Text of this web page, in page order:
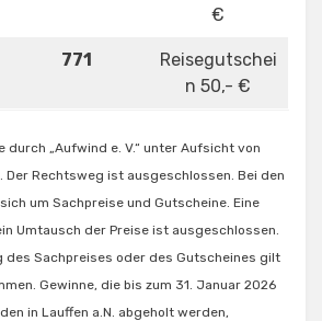
€
771
Reisegutschei
n 50,- €
durch „Aufwind e. V.“ unter Aufsicht von
Der Rechtsweg ist ausgeschlossen. Bei den
um Sachpreise und Gutscheine. Eine
Umtausch der Preise ist ausgeschlossen.
des Sachpreises oder des Gutscheines gilt
Gewinne, die bis zum 31. Januar 2026
in Lauffen a.N. abgeholt werden,